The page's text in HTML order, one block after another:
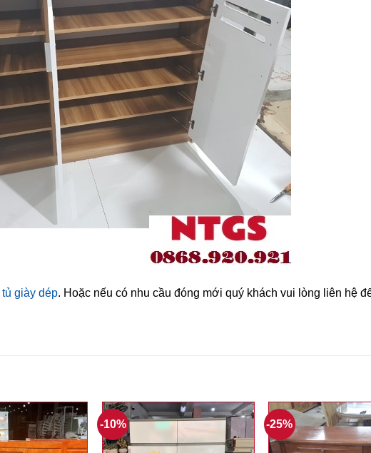
tủ giày dép. Hoặc nếu có nhu cầu đóng mới quý khách vui lòng liên hệ
-10% -25%